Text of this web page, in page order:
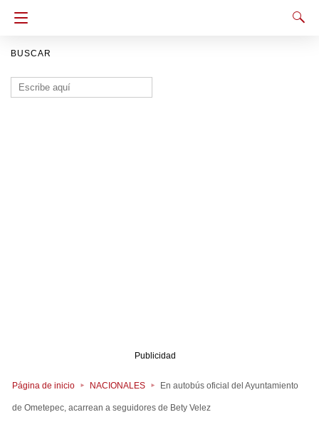
BUSCAR
Buscar:
Publicidad
Página de inicio NACIONALES En autobús oficial del Ayuntamiento
de Ometepec, acarrean a seguidores de Bety Velez